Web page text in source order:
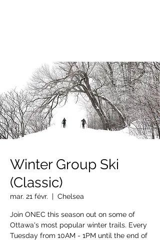
Winter Group Ski
(Classic)
mar. 21 févr.
  |
Chelsea
Join ONEC this season out on some of
Ottawa's most popular winter trails. Every
Tuesday from 10AM - 1PM until the end of